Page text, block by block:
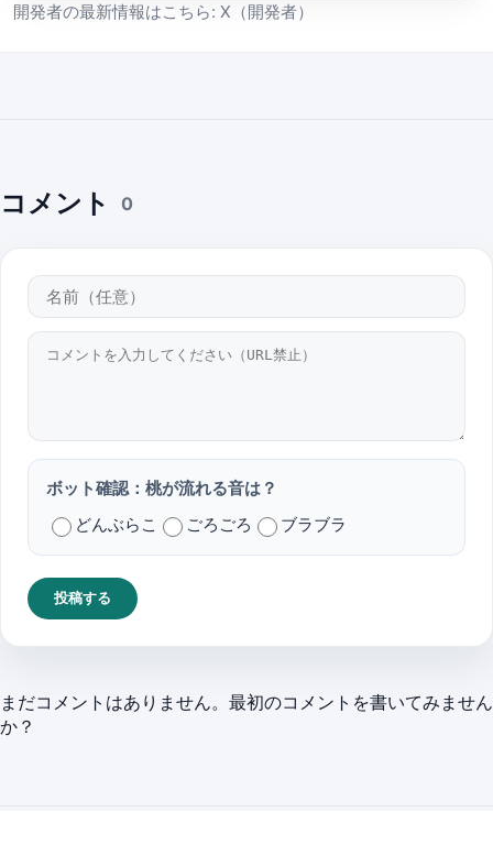
開発者の最新情報はこちら: X（開発者）
コメント 0
ボット確認：桃が流れる音は？
どんぶらこ
ごろごろ ブラブラ
投稿する
まだコメントはありません。最初のコメントを書いてみません
か？